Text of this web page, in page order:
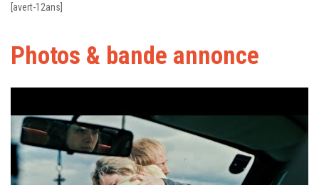
[avert-12ans]
Photos & bande annonce